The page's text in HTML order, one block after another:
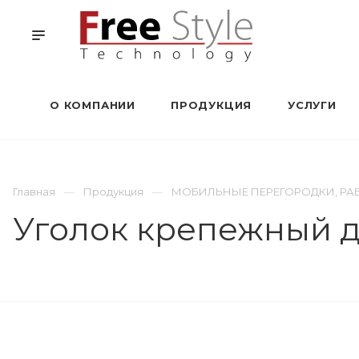
О КОМПАНИИ ПРОДУКЦИЯ УСЛУГИ
Главная Продукция МОБИЛЬНЫЕ ПЕРЕГОРОДКИ,
Уголок крепежный